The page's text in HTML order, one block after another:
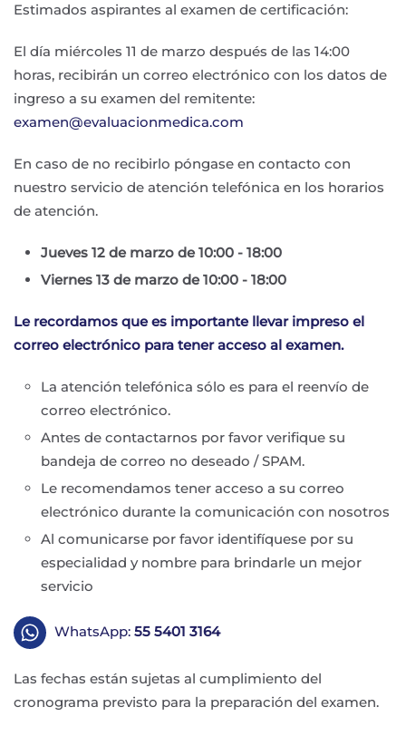
Estimados aspirantes al examen de certificación:
El día miércoles 11 de marzo después de las 14:00
horas, recibirán un correo electrónico con los datos de
ingreso a su examen del remitente:
examen@evaluacionmedica.com
En caso de no recibirlo póngase en contacto con
nuestro servicio de atención telefónica en los horarios
de atención.
Jueves 12 de marzo de 10:00 - 18:00
Viernes 13 de marzo de 10:00 - 18:00
Le recordamos que es importante llevar impreso el
correo electrónico para tener acceso al examen.
La atención telefónica sólo es para el reenvío de
correo electrónico.
Antes de contactarnos por favor verifique su
bandeja de correo no deseado / SPAM.
Le recomendamos tener acceso a su correo
electrónico durante la comunicación con nosotros
Al comunicarse por favor identifíquese por su
especialidad y nombre para brindarle un mejor
servicio
WhatsApp: 55 5401 3164
Las fechas están sujetas al cumplimiento del
cronograma previsto para la preparación del examen.